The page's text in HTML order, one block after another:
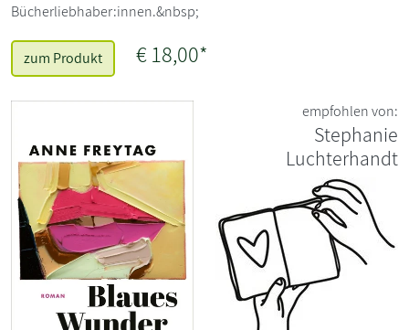
Bücherliebhaber:innen.&nbsp;
zum Produkt € 18,00*
empfohlen von:
Stephanie
Luchterhandt